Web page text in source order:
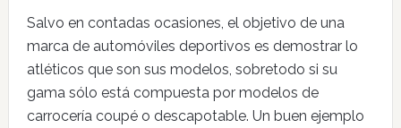
Salvo en contadas ocasiones, el objetivo de una
marca de automóviles deportivos es demostrar lo
atléticos que son sus modelos, sobretodo si su
gama sólo está compuesta por modelos de
carrocería coupé o descapotable. Un buen ejemplo